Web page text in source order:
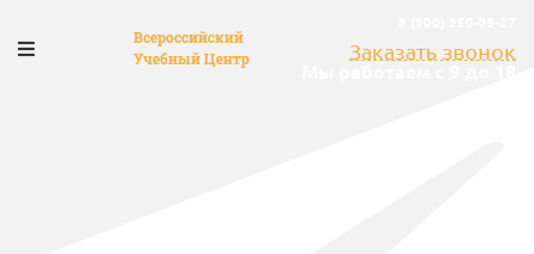
Всероссийский
Учебный Центр
Заказать звонок